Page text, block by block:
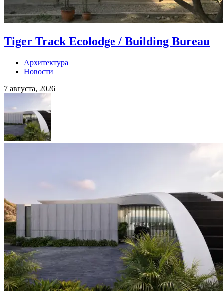
Tiger Track Ecolodge / Building Bureau
Архитектура
Новости
7 августа, 2026